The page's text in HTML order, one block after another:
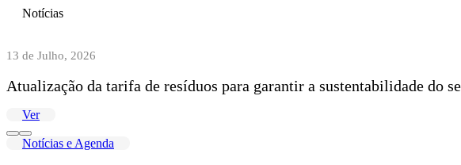
Notícias
13 de Julho, 2026
Atualização da tarifa de resíduos para garantir a sustentabilidade
Ver
Notícias e Agenda